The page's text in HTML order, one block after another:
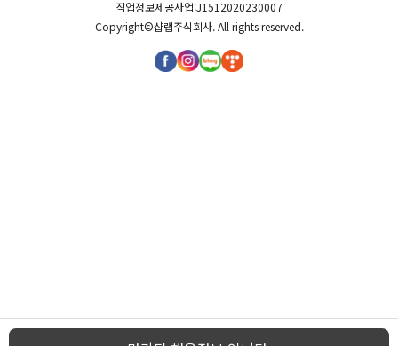
직업정보제공사업:J1512020230007
Copyright©샵랩주식회사. All rights reserved.